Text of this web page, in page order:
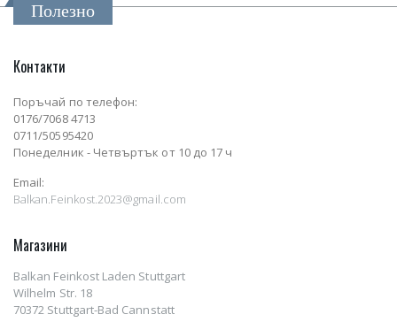
Полезно
Контакти
Поръчай по телефон:
0176/7068 4713
0711/50595420
Понеделник - Четвъртък от 10 до 17 ч
Email:
Balkan.Feinkost.2023@gmail.com
Магазини
Balkan Feinkost Laden Stuttgart
Wilhelm Str. 18
70372 Stuttgart-Bad Cannstatt